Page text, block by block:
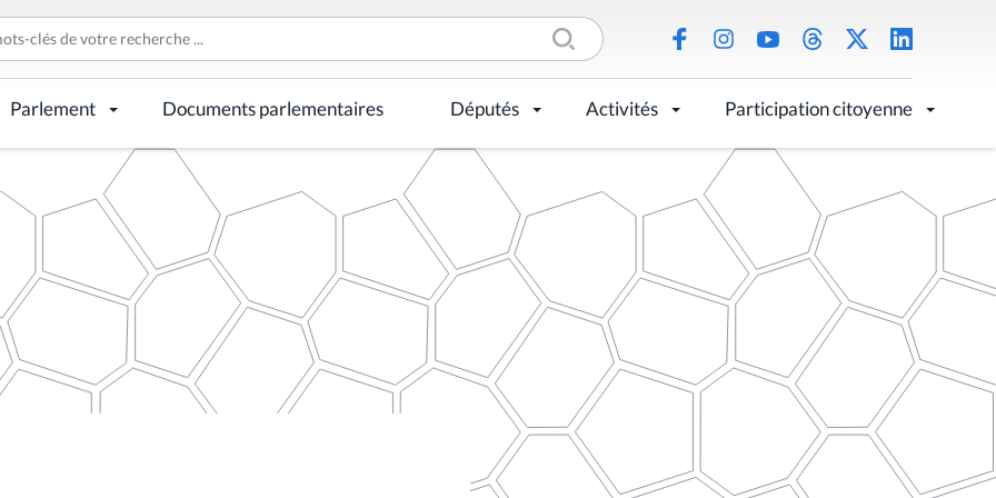
Parlement Documents parlementaires Députés Activités Participation citoyenne